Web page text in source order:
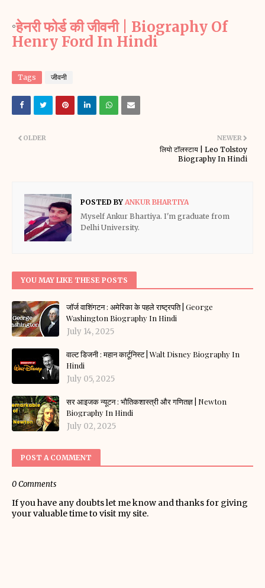
°हेनरी फोर्ड की जीवनी | Biography Of
Henry Ford In Hindi
Tags जीवनी
NEWER
लियो टॉलस्टाय | Leo Tolstoy
Biography In Hindi
OLDER
POSTED BY ANKUR BHARTIYA
Myself Ankur Bhartiya. I'm graduate from
Delhi University.
YOU MAY LIKE THESE POSTS
जॉर्ज वाशिंगटन : अमेरिका के पहले राष्ट्रपति | George
Washington Biography In Hindi
July 14, 2025
वाल्ट डिजनी : महान कार्टूनिस्ट | Walt Disney Biography In
Hindi
July 05, 2025
सर आइजक न्यूटन : भौतिकशास्त्री और गणितज्ञ | Newton
Biography In Hindi
July 02, 2025
POST A COMMENT
0 Comments
If you have any doubts let me know and thanks for giving
your valuable time to visit my site.